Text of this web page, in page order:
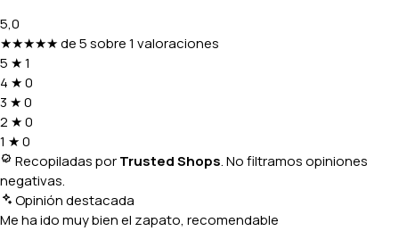
5,0
★★★★★de 5 sobre 1 valoraciones
5 ★1
4 ★0
3 ★0
2 ★0
1 ★0
Recopiladas porTrusted Shops. No filtramos opiniones
negativas.
Opinión destacada
Me ha ido muy bien el zapato, recomendable